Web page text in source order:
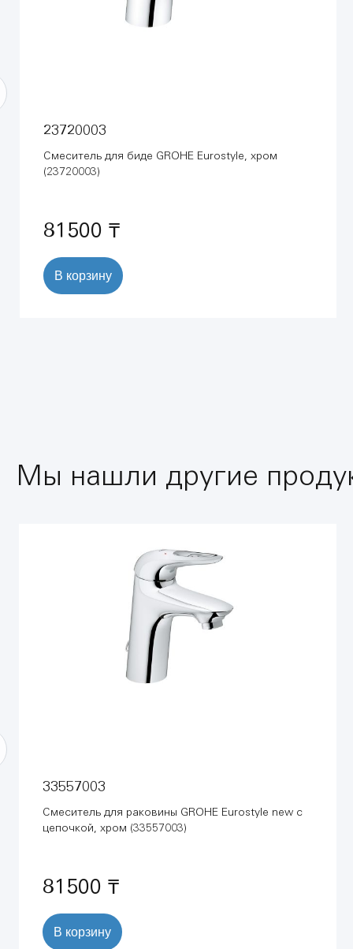
23720003
Смеситель для биде GROHE Eurostyle, хром
(23720003)
81500 ₸
В корзину
Мы нашли другие
33557003
Смеситель для раковины GROHE Eurostyle new с
цепочкой, хром (33557003)
81500 ₸
В корзину